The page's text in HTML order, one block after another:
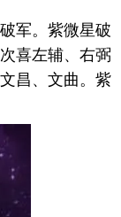
9-2
2021-9-7
军。紫微星破
喜左辅、右弼
昌、文曲。紫